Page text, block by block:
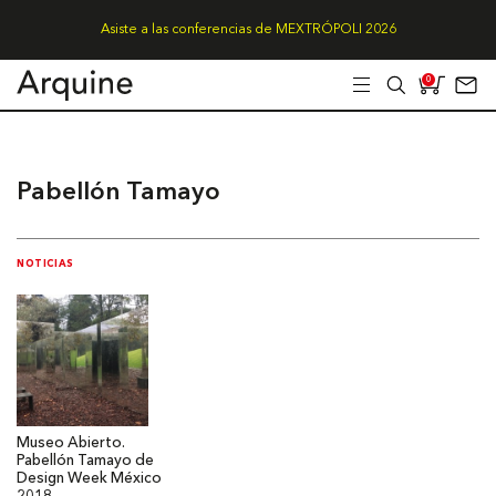
Asiste a las conferencias de MEXTRÓPOLI 2026
0
Pabellón Tamayo
NOTICIAS
Museo Abierto.
Pabellón Tamayo de
Design Week México